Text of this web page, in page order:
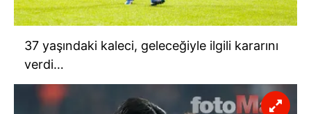
almak için lütfentıklayınız .
37 yaşındaki kaleci, geleceğiyle ilgili kararını
verdi…